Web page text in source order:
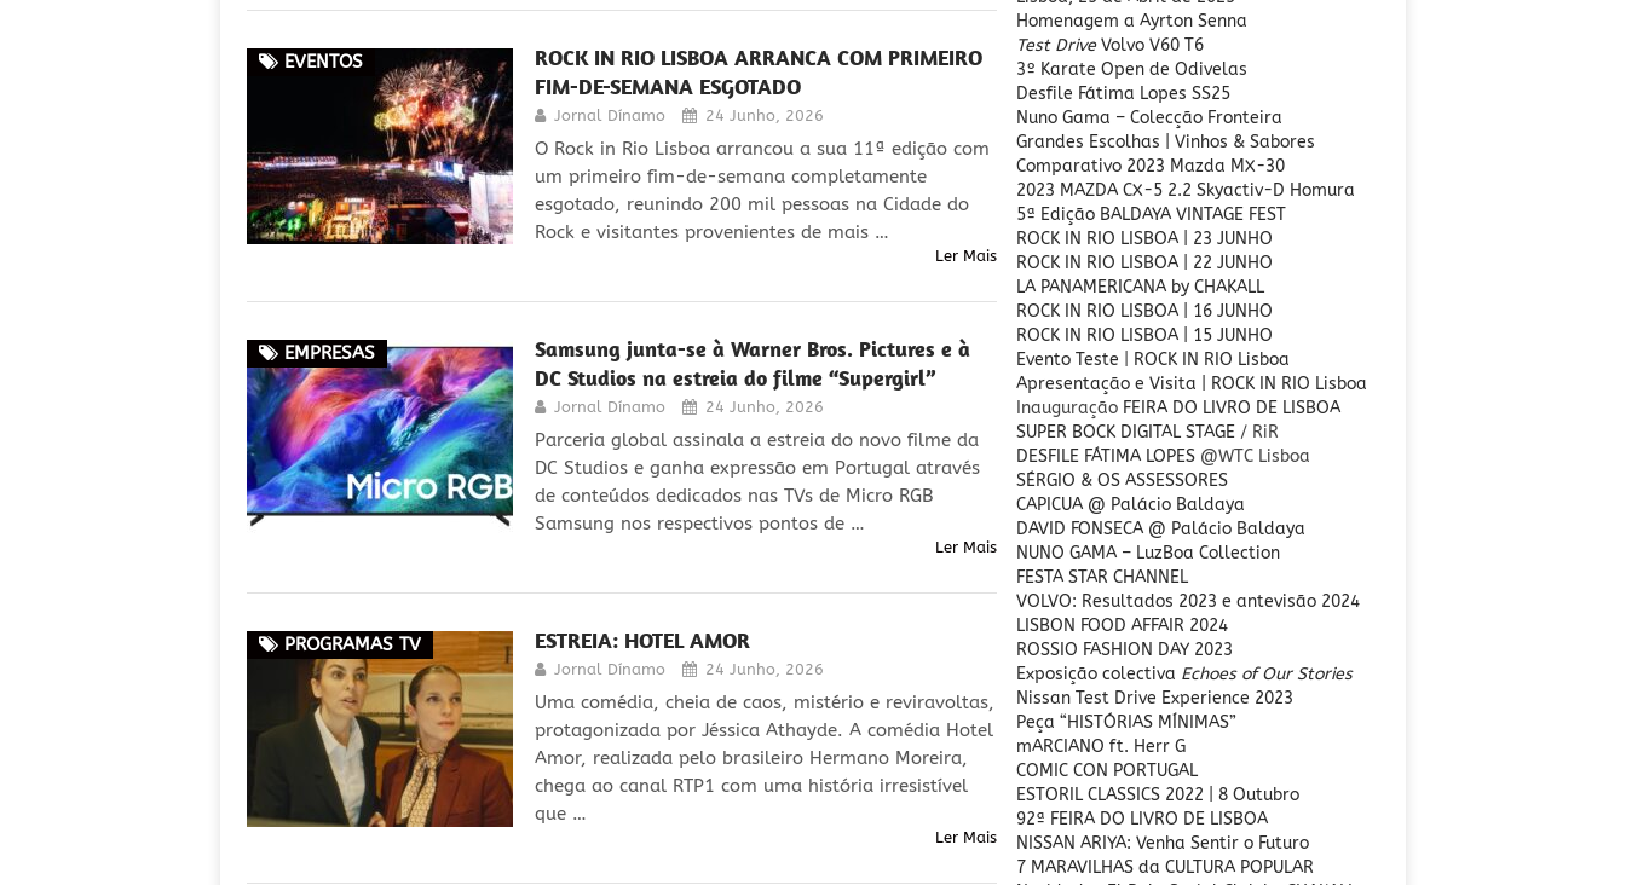
EVENTOS
ROCK IN RIO LISBOA ARRANCA COM PRIMEIRO
FIM-DE-SEMANA ESGOTADO
Jornal Dínamo 24 Junho, 2026
O Rock in Rio Lisboa arrancou a sua 11ª edição com
um primeiro fim-de-semana completamente
esgotado, reunindo 200 mil pessoas na Cidade do
Rock e visitantes provenientes de mais …
Ler Mais
EMPRESAS
Samsung junta-se à Warner Bros. Pictures e à
DC Studios na estreia do filme “Supergirl”
Jornal Dínamo 24 Junho, 2026
Parceria global assinala a estreia do novo filme da
DC Studios e ganha expressão em Portugal através
de conteúdos dedicados nas TVs de Micro RGB
Samsung nos respectivos pontos de …
Ler Mais
PROGRAMAS TV ESTREIA: HOTEL AMOR
Jornal Dínamo 24 Junho, 2026
Uma comédia, cheia de caos, mistério e reviravoltas,
protagonizada por Jéssica Athayde. A comédia Hotel
Amor, realizada pelo brasileiro Hermano Moreira,
chega ao canal RTP1 com uma história irresistível
que …
Ler Mais
Homenagem a Ayrton Senna
Test DriveVolvo V60 T6
3º Karate Open de Odivelas
Desfile Fátima Lopes SS25
Nuno Gama – Colecção Fronteira
Grandes Escolhas | Vinhos & Sabores
Comparativo 2023 Mazda MX-30
2023 MAZDA CX-5 2.2 Skyactiv-D Homura
5ª Edição BALDAYA VINTAGE FEST
ROCK IN RIO LISBOA | 23 JUNHO
ROCK IN RIO LISBOA | 22 JUNHO
LA PANAMERICANA by CHAKALL
ROCK IN RIO LISBOA | 16 JUNHO
ROCK IN RIO LISBOA | 15 JUNHO
Evento Teste
ROCK IN RIO Lisboa
Apresentação e Visita | ROCK IN RIO Lisboa
Inauguração FEIRA DO LIVRO DE LISBOA
SUPER BOCK DIGITAL STAGE / RiR
DESFILE FÁTIMA LOPES @WTC Lisboa
SÉRGIO & OS ASSESSORES
CAPICUA @ Palácio Baldaya
DAVID FONSECA @ Palácio Baldaya
NUNO GAMA – LuzBoa Collection
FESTA STAR CHANNEL
VOLVO: Resultados 2023 e antevisão 2024
LISBON FOOD AFFAIR 2024
ROSSIO FASHION DAY 2023
Exposição colectiva Echoes of Our Stories
Nissan Test Drive Experience 2023
Peça “HISTÓRIAS MÍNIMAS”
mARCIANO ft. Herr G
COMIC CON PORTUGAL
ESTORIL CLASSICS 2022 | 8 Outubro
92ª FEIRA DO LIVRO DE LISBOA
NISSAN ARIYA: Venha Sentir o Futuro
7 MARAVILHAS da CULTURA POPULAR